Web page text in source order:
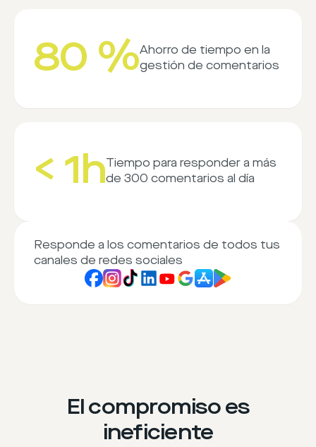
80 %Ahorro de tiempo en la
gestión de comentarios
< 1hTiempo para responder a más
de 300 comentarios al día
Responde a los comentarios de todos tus
canales de redes sociales
El compromiso es
ineficiente